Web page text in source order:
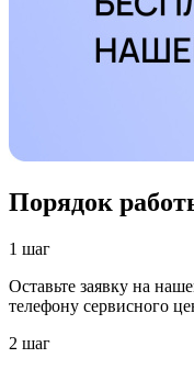
Порядок
1 шаг
Оставьте заявку на
телефону сервисного
2 шаг